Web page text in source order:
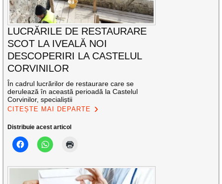
LUCRĂRILE DE RESTAURARE
SCOT LA IVEALĂ NOI
DESCOPERIRI LA CASTELUL
CORVINILOR
În cadrul lucrărilor de restaurare care se
derulează în această perioadă la Castelul
Corvinilor, specialiștii
CITEȘTE MAI DEPARTE
Distribuie acest articol